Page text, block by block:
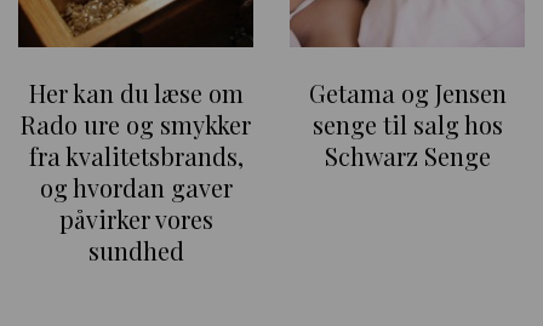
Her kan du læse om
Rado ure og smykker
fra kvalitetsbrands,
og hvordan gaver
påvirker vores
sundhed
Getama og Jensen
senge til salg hos
Schwarz Senge